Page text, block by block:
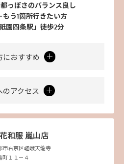
っぽさのバランス良し
う1箇所行きたい方
園四条駅」徒歩2分
におすすめ
のアクセス
和服 嵐山店
市右京区嵯峨天龍寺
町１１－４